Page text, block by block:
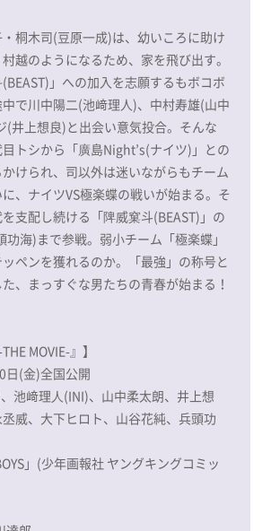
桐木司(豆原一成)は、幼いころに助け
越のようになるため、家を飛び出す。
」への加入を志願するもボコボ
で川中陽二(池﨑理人)、中村寿雄(山中
(井上想良)と出会い意気投合。そんな
トシから「廣島Night’s(ナイツ)」との
けられ、司以外は迷いながらもチーム
、ナイツVS極楽蝶の戦いが始まる。そ
支配し続ける「陴威窠斗(BEAST)」の
海)まで参戦。弱小チーム「極楽蝶」
ペンを獲れるのか。「最強」の称号と
、まっすぐな男たちの青春が始まる！
MOVIE-』】
日(金)全国公開
池﨑理⼈(INI)、山中柔太朗、井上想
威、大下ヒロト、山谷花純、兵頭功
」(少年画報社 ヤングキングコミッ